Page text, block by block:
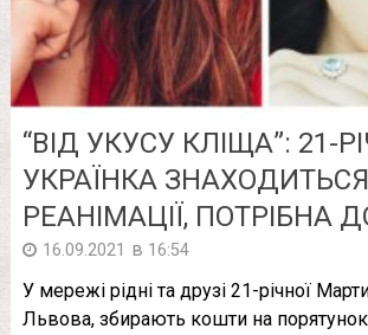
“ВІД УКУСУ КЛІЩА”: 21-
УКРАЇНКА
РЕАНІМАЦІЇ, ПОТРІБНА
16.09.2021 в 16:54
У мережі рідні та друзі 21-річної
Львова, збирають кошти на